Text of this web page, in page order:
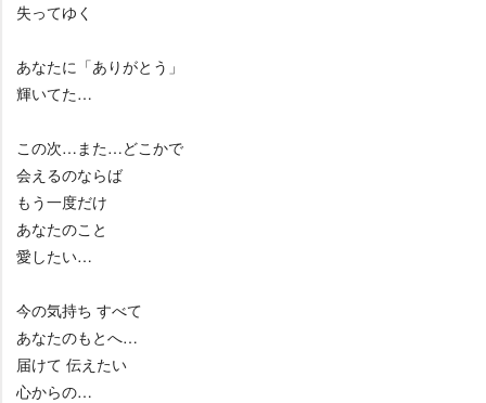
失ってゆく
あなたに「ありがとう」
輝いてた…
この次…また…どこかで
会えるのならば
もう一度だけ
あなたのこと
愛したい…
今の気持ち すべて
あなたのもとへ…
届けて 伝えたい
心からの…